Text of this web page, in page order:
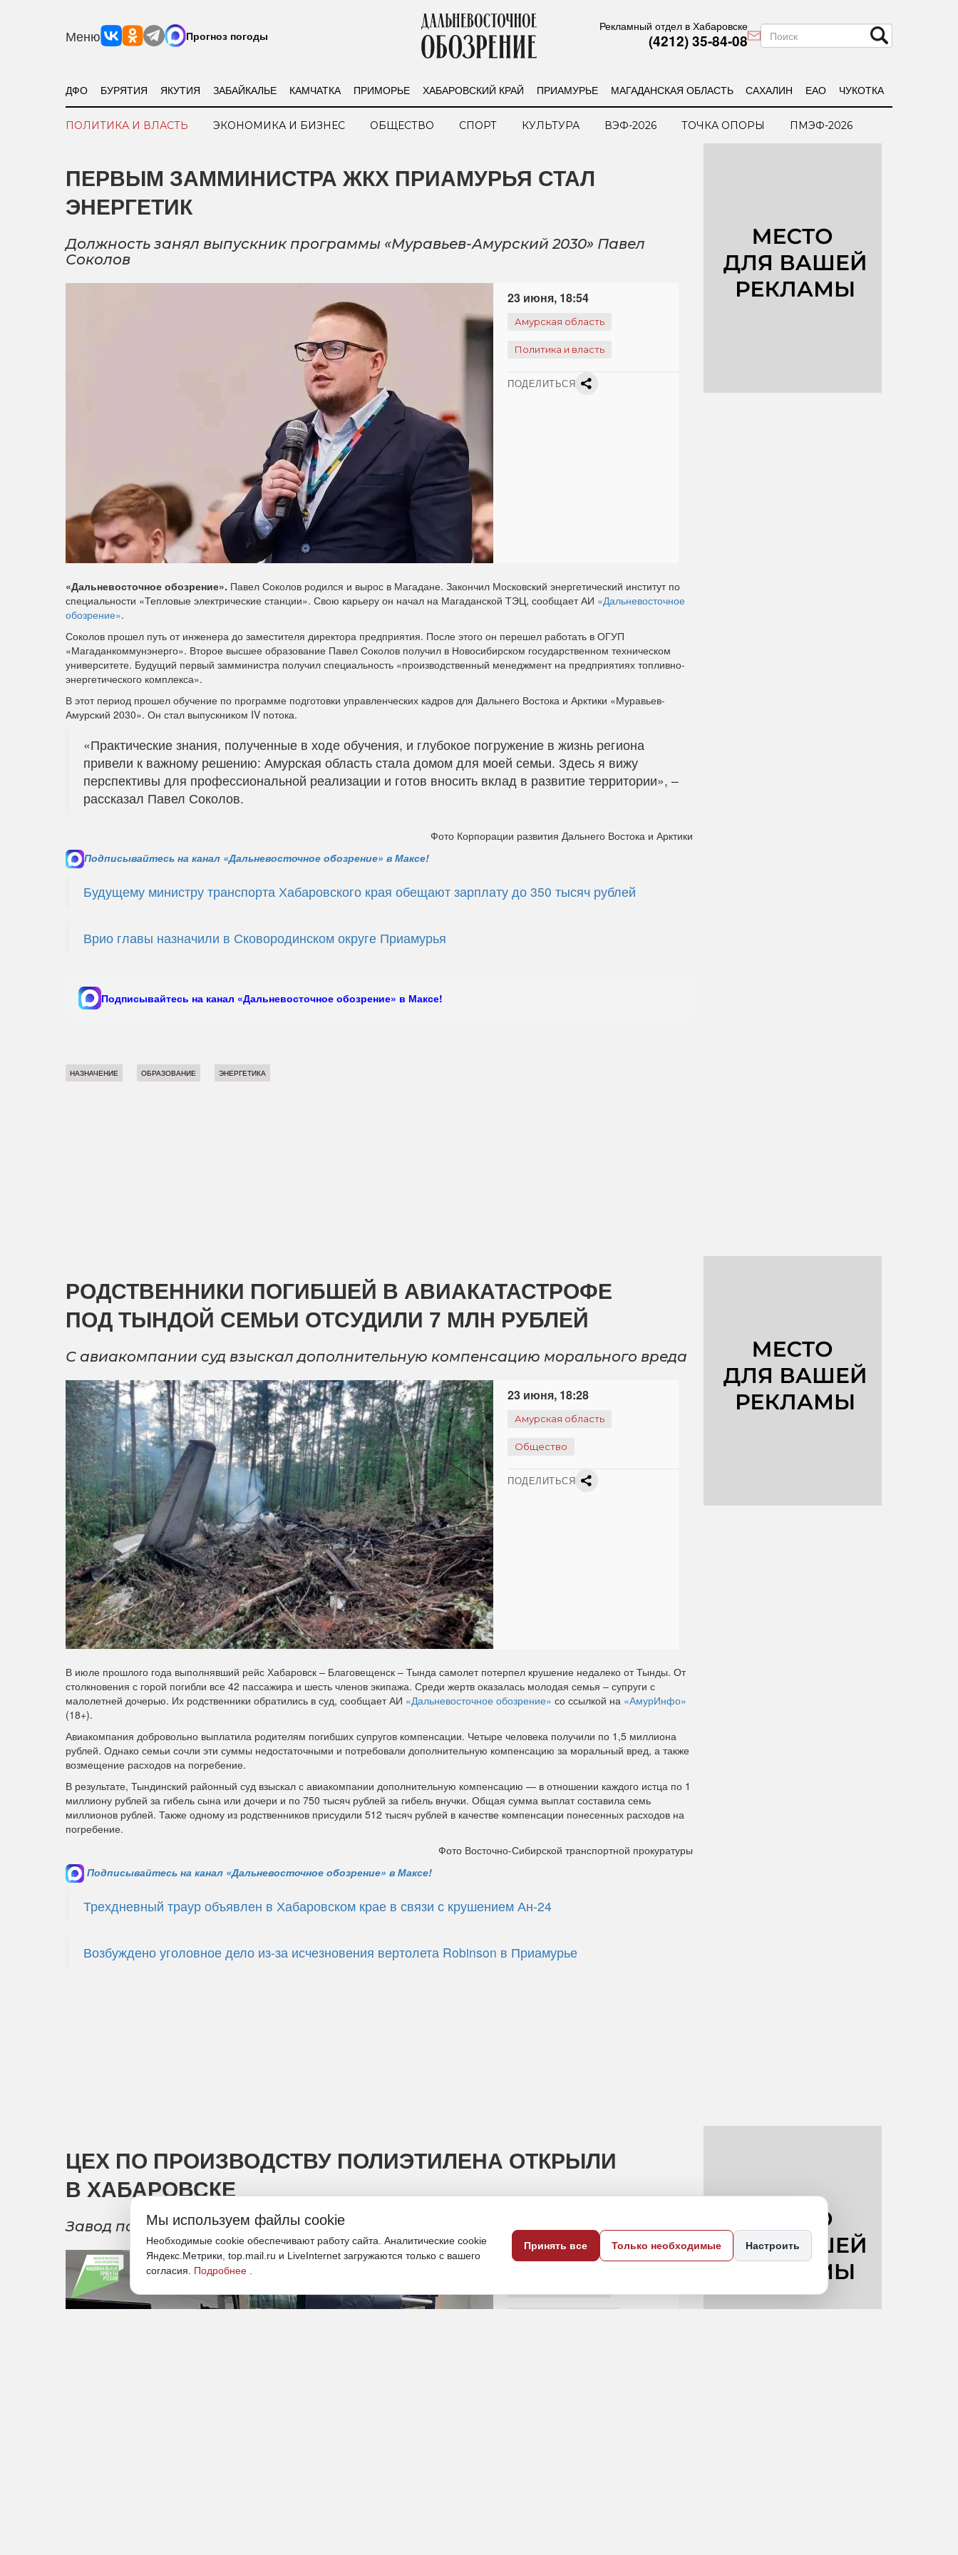
Меню Прогноз погоды
Рекламный отдел в Хабаровске
(4212) 35-84-08
ДФО БУРЯТИЯ ЯКУТИЯ ЗАБАЙКАЛЬЕ КАМЧАТКА ПРИМОРЬЕ ХАБАРОВСКИЙ КРАЙ ПРИАМУРЬЕ МАГАДАНСКАЯ ОБЛАСТЬ САХАЛИН ЕАО ЧУКОТКА
ПОЛИТИКА И ВЛАСТЬ ЭКОНОМИКА И БИЗНЕС ОБЩЕСТВО СПОРТ КУЛЬТУРА ВЭФ-2026 ТОЧКА ОПОРЫ ПМЭФ-2026
ПЕРВЫМ ЗАММИНИСТРА ЖКХ ПРИАМУРЬЯ СТАЛ
ЭНЕРГЕТИК
Должность занял выпускник программы «Муравьев-Амурский 2030» Павел
Соколов
23 июня, 18:54
Амурская область
Политика и власть
ПОДЕЛИТЬСЯ
«Дальневосточное обозрение». Павел Соколов родился и вырос в Магадане. Закончил Московский энергетический институт по
специальности «Тепловые электрические станции». Свою карьеру он начал на Магаданской ТЭЦ, сообщает АИ «Дальневосточное
обозрение».
Соколов прошел путь от инженера до заместителя директора предприятия. После этого он перешел работать в ОГУП
«Магаданкоммунэнерго». Второе высшее образование Павел Соколов получил в Новосибирском государственном техническом
университете. Будущий первый замминистра получил специальность «производственный менеджмент на предприятиях топливно-
энергетического комплекса».
В этот период прошел обучение по программе подготовки управленческих кадров для Дальнего Востока и Арктики «Муравьев-
Амурский 2030». Он стал выпускником IV потока.
«Практические знания, полученные в ходе обучения, и глубокое погружение в жизнь региона
привели к важному решению: Амурская область стала домом для моей семьи. Здесь я вижу
перспективы для профессиональной реализации и готов вносить вклад в развитие территории», –
рассказал Павел Соколов.
Фото Корпорации развития Дальнего Востока и Арктики
Подписывайтесь на канал «Дальневосточное обозрение» в Максе!
Будущему министру транспорта Хабаровского края обещают зарплату до 350 тысяч рублей
Врио главы назначили в Сковородинском округе Приамурья
Подписывайтесь на канал «Дальневосточное обозрение» в Максе!
НАЗНАЧЕНИЕ ОБРАЗОВАНИЕ ЭНЕРГЕТИКА
РОДСТВЕННИКИ ПОГИБШЕЙ В АВИАКАТАСТРОФЕ
ПОД ТЫНДОЙ СЕМЬИ ОТСУДИЛИ 7 МЛН РУБЛЕЙ
С авиакомпании суд взыскал дополнительную компенсацию морального вреда
23 июня, 18:28
Амурская область
Общество
ПОДЕЛИТЬСЯ
В июле прошлого года выполнявший рейс Хабаровск – Благовещенск – Тында самолет потерпел крушение недалеко от Тынды. От
столкновения с горой погибли все 42 пассажира и шесть членов экипажа. Среди жертв оказалась молодая семья – супруги с
малолетней дочерью. Их родственники обратились в суд, сообщает АИ «Дальневосточное обозрение» со ссылкой на «АмурИнфо»
(18+).
Авиакомпания добровольно выплатила родителям погибших супругов компенсации. Четыре человека получили по 1,5 миллиона
рублей. Однако семьи сочли эти суммы недостаточными и потребовали дополнительную компенсацию за моральный вред, а также
возмещение расходов на погребение.
В результате, Тындинский районный суд взыскал с авиакомпании дополнительную компенсацию — в отношении каждого истца по 1
миллиону рублей за гибель сына или дочери и по 750 тысяч рублей за гибель внучки. Общая сумма выплат составила семь
миллионов рублей. Также одному из родственников присудили 512 тысяч рублей в качестве компенсации понесенных расходов на
погребение.
Фото Восточно-Сибирской транспортной прокуратуры
Подписывайтесь на канал «Дальневосточное обозрение» в Максе!
Трехдневный траур объявлен в Хабаровском крае в связи с крушением Ан-24
Возбуждено уголовное дело из-за исчезновения вертолета Robinson в Приамурье
ЦЕХ ПО ПРОИЗВОДСТВУ ПОЛИЭТИЛЕНА ОТКРЫЛИ
В ХАБАРОВСКЕ
Завод по переработке полимерного сырья запустил новую линию
23 июня, 17:50
Мы используем файлы cookie
Необходимые cookie обеспечивают работу сайта. Аналитические cookie
Яндекс.Метрики, top.mail.ru и LiveInternet загружаются только с вашего
согласия. Подробнее
Принять все Только необходимые Настроить